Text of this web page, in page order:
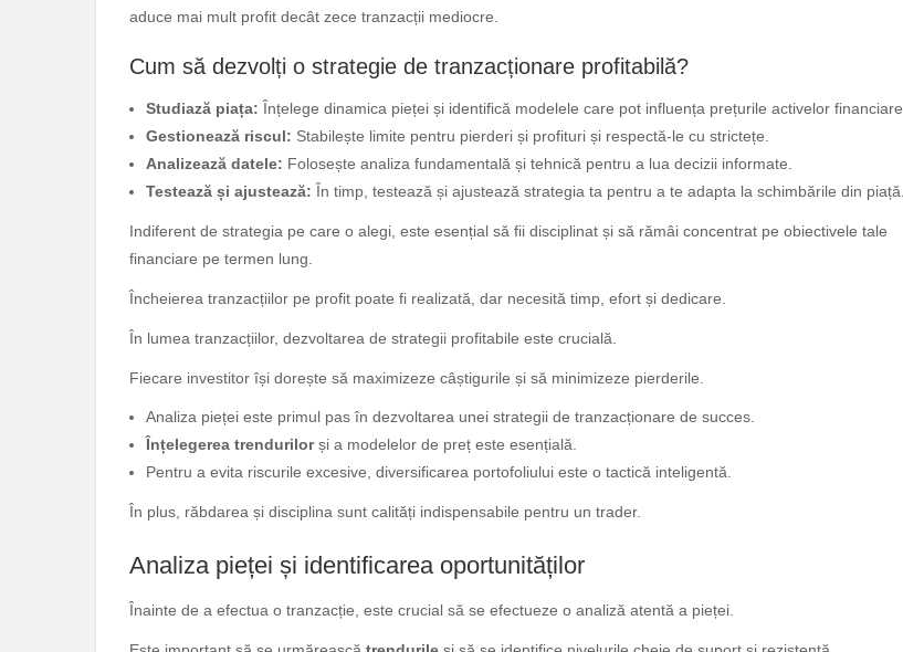
aduce mai mult profit decât zece tranzacții mediocre.
Cum să dezvolți o strategie de tranzacționare profitabilă?
Studiază piața: Înțelege dinamica pieței și identifică modelele care pot influența prețurile activelor financiare.
Gestionează riscul: Stabilește limite pentru pierderi și profituri și respectă-le cu strictețe.
Analizează datele: Folosește analiza fundamentală și tehnică pentru a lua decizii informate.
Testează și ajustează: În timp, testează și ajustează strategia ta pentru a te adapta la schimbările din piață.
Indiferent de strategia pe care o alegi, este esențial să fii disciplinat și să rămâi concentrat pe obiectivele tale
financiare pe termen lung.
Încheierea tranzacțiilor pe profit poate fi realizată, dar necesită timp, efort și dedicare.
În lumea tranzacțiilor, dezvoltarea de strategii profitabile este crucială.
Fiecare investitor își dorește să maximizeze câștigurile și să minimizeze pierderile.
Analiza pieței este primul pas în dezvoltarea unei strategii de tranzacționare de succes.
Înțelegerea trendurilorși a modelelor de preț este esențială.
Pentru a evita riscurile excesive, diversificarea portofoliului este o tactică inteligentă.
În plus, răbdarea și disciplina sunt calități indispensabile pentru un trader.
Analiza pieței și identificarea oportunităților
Înainte de a efectua o tranzacție, este crucial să se efectueze o analiză atentă a pieței.